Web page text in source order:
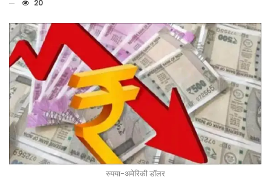
20
रुपया-अमेरिकी डॉलर